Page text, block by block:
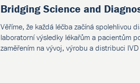
Bridging Science and
Věříme, že každá léčba začíná spolehlivou
laboratorní výsledky lékařům a pacientům
zaměřením na vývoj, výrobu a distribuci